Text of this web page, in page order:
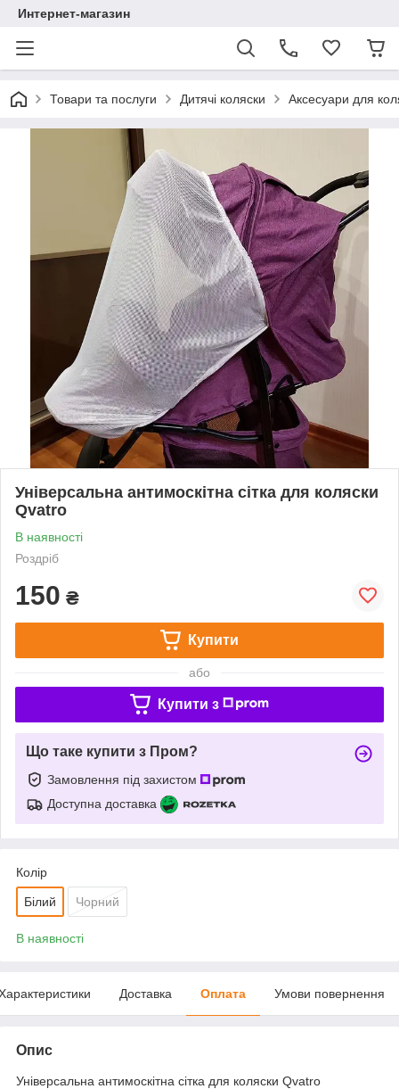
Интернет-магазин
Товари та послуги Дитячі коляски Аксесуари для
Універсальна антимоскітна сітка для коляски
Qvatro
В наявності
Роздріб
150 ₴
Купити
або
Купити з
Що таке купити з Пром?
Замовлення під захистом
Доступна доставка
Колір
Білий Чорний
В наявності
Доставка Оплата Умови повернення
Опис
Універсальна антимоскітна сітка для коляски Qvatro